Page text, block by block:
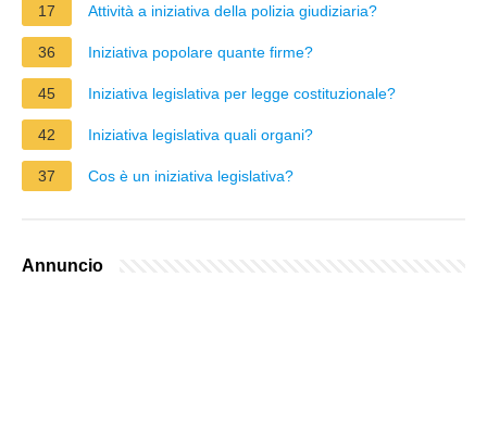
17 Attività a iniziativa della polizia giudiziaria?
36 Iniziativa popolare quante firme?
45 Iniziativa legislativa per legge costituzionale?
42 Iniziativa legislativa quali organi?
37 Cos è un iniziativa legislativa?
Annuncio